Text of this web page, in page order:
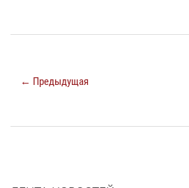
← Предыдущая